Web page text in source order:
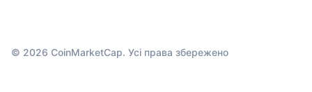
© 2026 CoinMarketCap. Усі права збережено